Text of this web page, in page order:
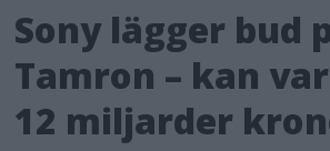
Sony lägger bud
Tamron – kan
12 miljarder